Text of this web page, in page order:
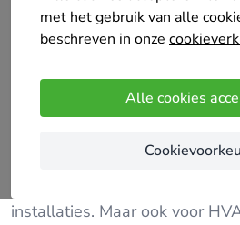
met het gebruik van alle
beschreven in onze
Alle cookies
J. Van Rompaey bv
(9 reviews)
Wij zijn een koeltechnisch
installaties. Maar ook voor